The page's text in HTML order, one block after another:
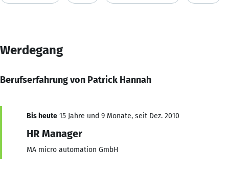
Werdegang
Berufserfahrung von Patrick Hannah
Bis heute 15 Jahre und 9 Monate, seit Dez. 2010
HR Manager
MA micro automation GmbH